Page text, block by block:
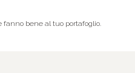
fanno bene al tuo portafoglio.